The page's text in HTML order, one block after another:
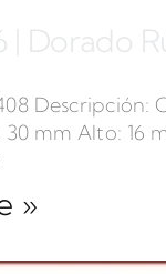
| Dorado
Descripción:
30 mm Alto: 16
»